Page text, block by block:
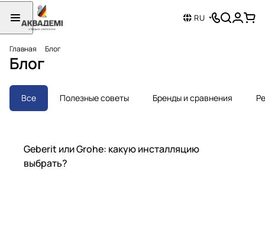
RU
Главная Блог
Блог
Все Полезные советы Бренды и сравнения
Бренды и сравнения
Geberit или Grohe: какую инсталляцию
выбрать?